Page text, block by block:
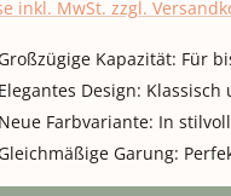
inkl. MwSt. zzgl.
Großzügige Kapazität: Für
Elegantes Design:
Neue Farbvariante: In
Gleichmäßige Garung: